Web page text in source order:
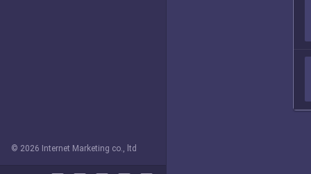
© 2026 Internet Marketing co., ltd